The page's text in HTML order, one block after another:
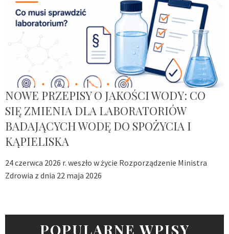
NOWE PRZEPISY O JAKOŚCI WODY: CO
SIĘ ZMIENIA DLA LABORATORIÓW
BADAJĄCYCH WODĘ DO SPOŻYCIA I
KĄPIELISKA
24 czerwca 2026 r. weszło w życie Rozporządzenie Ministra
Zdrowia z dnia 22 maja 2026
POPULARNE WPISY